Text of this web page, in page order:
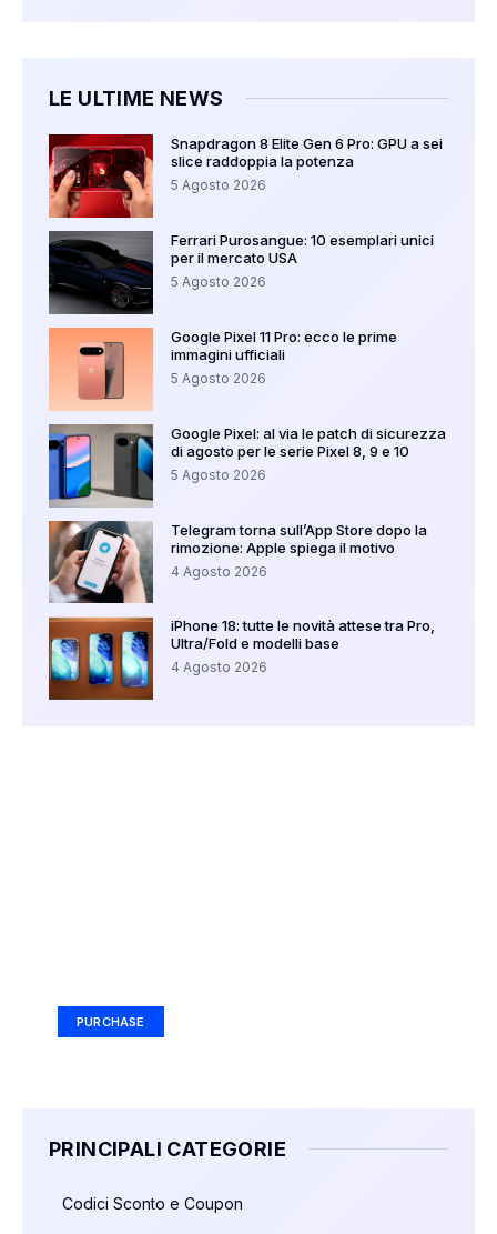
LE ULTIME NEWS
Snapdragon 8 Elite Gen 6 Pro: GPU a sei
slice raddoppia la potenza
5 Agosto 2026
Ferrari Purosangue: 10 esemplari unici
per il mercato USA
5 Agosto 2026
Google Pixel 11 Pro: ecco le prime
immagini ufficiali
5 Agosto 2026
Google Pixel: al via le patch di sicurezza
di agosto per le serie Pixel 8, 9 e 10
5 Agosto 2026
Telegram torna sull’App Store dopo la
rimozione: Apple spiega il motivo
4 Agosto 2026
iPhone 18: tutte le novità attese tra Pro,
Ultra/Fold e modelli base
4 Agosto 2026
PURCHASE
PRINCIPALI CATEGORIE
Codici Sconto e Coupon